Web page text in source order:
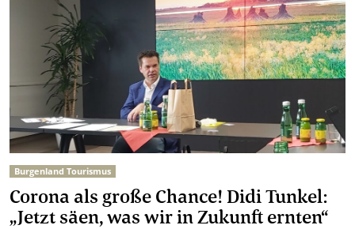
Burgenland Tourismus
Corona als große Chance! Didi Tunkel:
„Jetzt säen, was wir in Zukunft ernten“